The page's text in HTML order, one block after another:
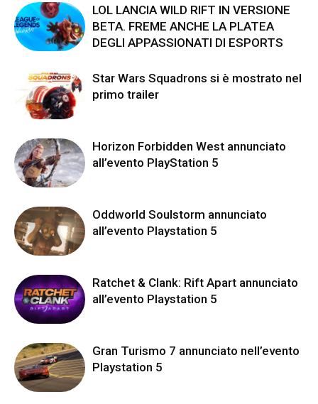
LOL LANCIA WILD RIFT IN VERSIONE
BETA. FREME ANCHE LA PLATEA
DEGLI APPASSIONATI DI ESPORTS
Star Wars Squadrons si è mostrato nel
primo trailer
Horizon Forbidden West annunciato
all’evento PlayStation 5
Oddworld Soulstorm annunciato
all’evento Playstation 5
Ratchet & Clank: Rift Apart annunciato
all’evento Playstation 5
Gran Turismo 7 annunciato nell’evento
Playstation 5